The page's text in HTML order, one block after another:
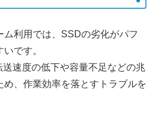
利用では、SSDの劣化がパフ
です。
速度の低下や容量不足などの兆
、作業効率を落とすトラブルを